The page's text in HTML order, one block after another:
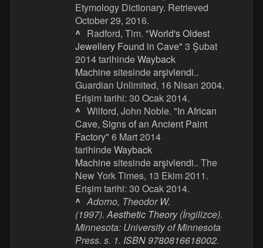
Etymology Dictionary. Retrieved
October 29, 2016.
^ Radford, Tim. "World's Oldest
Jewellery Found in Cave" 3 Şubat
2014 tarihindeWayback
Machinesitesindearşivlendi..
Guardian Unlimited, 16 Nisan 2004.
Erişim tarihi: 30 Ocak 2014.
^ Wilford, John Noble. "In African
Cave, Signs of an Ancient Paint
Factory" 6 Mart 2014
tarihindeWayback
Machinesitesindearşivlendi.. The
New York Times, 13 Ekim 2011.
Erişim tarihi: 30 Ocak 2014.
^ Adorno, Theodor W.
(1997).Aesthetic Theory(İngilizce).
Minnesota: University of Minnesota
Press. s. 1. ISBN9780816618002.